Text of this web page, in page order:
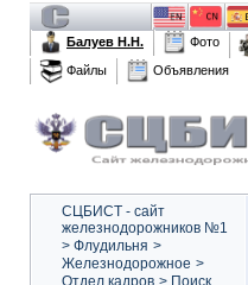
Балуев Н.Н.
Фото
Файлы
Объявления
СЦБИСТ - сайт
железнодорожников №1
> Флудильня >
Железнодорожное >
Отдел кадров > Поиск